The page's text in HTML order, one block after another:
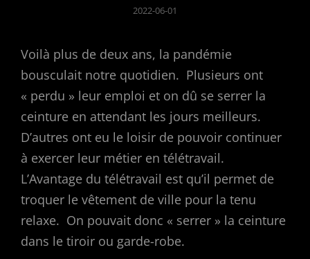
2022-06-01
Voilà plus de deux ans, la pandémie
bousculait notre quotidien. Plusieurs ont
« perdu » leur emploi et on dû se serrer la
ceinture en attendant les jours meilleurs.
D’autres ont eu le loisir de pouvoir continuer
à exercer leur métier en télétravail.
L’Avantage du télétravail est qu’il permet de
troquer le vêtement de ville pour la tenu
relaxe. On pouvait donc « serrer » la ceinture
dans le tiroir ou garde-robe.